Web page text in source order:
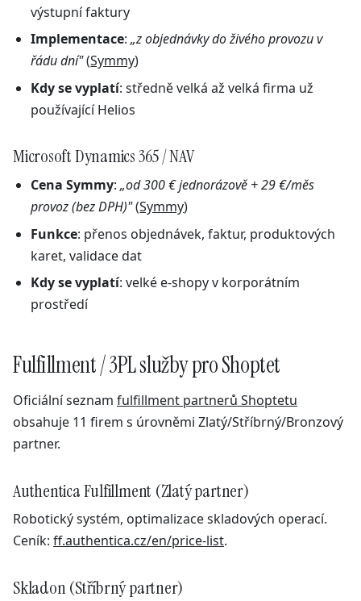
výstupní faktury
Implementace:„z objednávky do živého provozu v
řádu dní"(Symmy)
Kdy se vyplatí: středně velká až velká firma už
používající Helios
Microsoft Dynamics 365 / NAV
Cena Symmy:„od 300 € jednorázově + 29 €/měs
provoz (bez DPH)"(Symmy)
Funkce: přenos objednávek, faktur, produktových
karet, validace dat
Kdy se vyplatí: velké e-shopy v korporátním
prostředí
Fulfillment / 3PL služby pro Shoptet
Oficiální seznam fulfillment partnerů Shoptetu
obsahuje 11 firem s úrovněmi Zlatý/Stříbrný/Bronzový
partner.
Authentica Fulfillment (Zlatý partner)
Robotický systém, optimalizace skladových operací.
Ceník: ff.authentica.cz/en/price-list.
Skladon (Stříbrný partner)